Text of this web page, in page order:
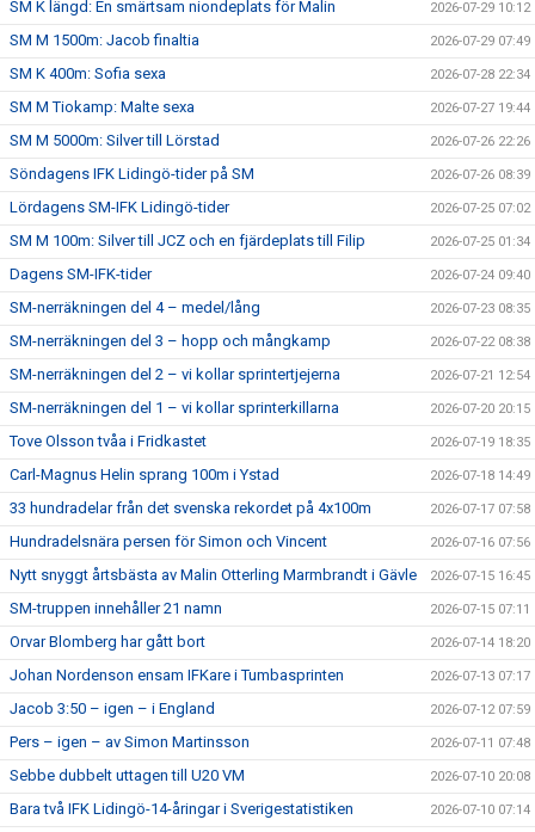
SM K längd: En smärtsam niondeplats för Malin 2026-07-29 10:12
SM M 1500m: Jacob finaltia 2026-07-29 07:49
SM K 400m: Sofia sexa 2026-07-28 22:34
SM M Tiokamp: Malte sexa 2026-07-27 19:44
SM M 5000m: Silver till Lörstad 2026-07-26 22:26
Söndagens IFK Lidingö-tider på SM 2026-07-26 08:39
Lördagens SM-IFK Lidingö-tider 2026-07-25 07:02
SM M 100m: Silver till JCZ och en fjärdeplats till Filip 2026-07-25 01:34
Dagens SM-IFK-tider 2026-07-24 09:40
SM-nerräkningen del 4 – medel/lång 2026-07-23 08:35
SM-nerräkningen del 3 – hopp och mångkamp 2026-07-22 08:38
SM-nerräkningen del 2 – vi kollar sprintertjejerna 2026-07-21 12:54
SM-nerräkningen del 1 – vi kollar sprinterkillarna 2026-07-20 20:15
Tove Olsson tvåa i Fridkastet 2026-07-19 18:35
Carl-Magnus Helin sprang 100m i Ystad 2026-07-18 14:49
33 hundradelar från det svenska rekordet på 4x100m 2026-07-17 07:58
Hundradelsnära persen för Simon och Vincent 2026-07-16 07:56
Nytt snyggt årtsbästa av Malin Otterling Marmbrandt i Gävle 2026-07-15 16:45
SM-truppen innehåller 21 namn 2026-07-15 07:11
Orvar Blomberg har gått bort 2026-07-14 18:20
Johan Nordenson ensam IFKare i Tumbasprinten 2026-07-13 07:17
Jacob 3:50 – igen – i England 2026-07-12 07:59
Pers – igen – av Simon Martinsson 2026-07-11 07:48
Sebbe dubbelt uttagen till U20 VM 2026-07-10 20:08
Bara två IFK Lidingö-14-åringar i Sverigestatistiken 2026-07-10 07:14